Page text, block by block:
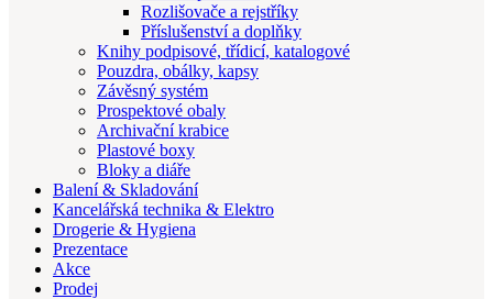
Rozlišovače a rejstříky
Příslušenství a doplňky
Knihy podpisové, třídicí, katalogové
Pouzdra, obálky, kapsy
Závěsný systém
Prospektové obaly
Archivační krabice
Plastové boxy
Bloky a diáře
Balení & Skladování
Kancelářská technika & Elektro
Drogerie & Hygiena
Prezentace
Akce
Prodej